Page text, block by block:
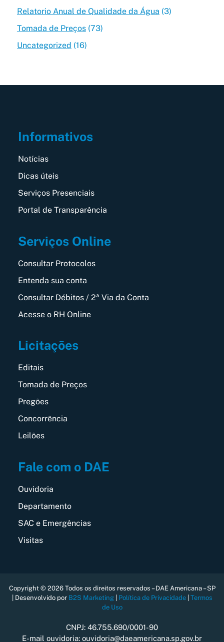
Relatorio Anual de Qualidade da Água (3)
Tomada de Preços(73)
Uncategorized (16)
Informativos
Notícias
Dicas úteis
Serviços Presenciais
Portal de Transparência
Serviços Online
Consultar Protocolos
Entenda sua conta
Consultar Débitos / 2ª Via da Conta
Acesse o RH Online
Licitações
Editais
Tomada de Preços
Pregões
Concorrência
Leilões
Fale com o DAE
Ouvidoria
Departamento
SAC e Emergências
Visitas
Copyright © 2026 Todos os direitos reservados – DAE Americana – SP
| Desenvolvido por B2S Marketing| Política de Privacidade| Termos
de Uso
CNPJ: 46.755.690/0001-90
E-mail ouvidoria: ouvidoria@daeamericana.sp.gov.br